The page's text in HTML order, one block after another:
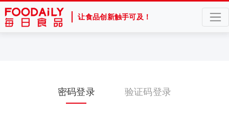
让食品创新触手可及！
密码登录 验证码登录